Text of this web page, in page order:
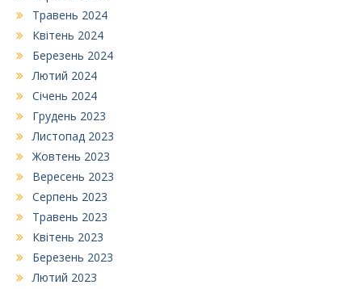
Травень 2024
Квітень 2024
Березень 2024
Лютий 2024
Січень 2024
Грудень 2023
Листопад 2023
Жовтень 2023
Вересень 2023
Серпень 2023
Травень 2023
Квітень 2023
Березень 2023
Лютий 2023